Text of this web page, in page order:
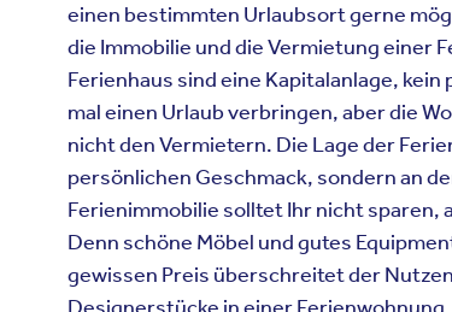
einen bestimmten Urlaubsort gerne
die Immobilie und die Vermietung einer
Ferienhaus sind eine Kapitalanlage,
mal einen Urlaub verbringen, aber die
nicht den Vermietern. Die Lage der
persönlichen Geschmack, sondern an
Ferienimmobilie solltet Ihr nicht sparen,
Denn schöne Möbel und gutes
gewissen Preis überschreitet der